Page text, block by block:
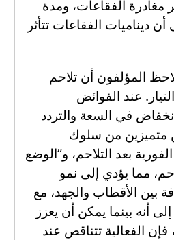
الفقاعات، ومدة
ديناميات الفقاعات تتأثر
المؤلفون أن تلاحم
عند الفوائض
في السعة والتردد
متميزين من سلوك
بعد التلاحم، و”الوضع
مما يؤدي إلى نمو
بين الأقطاب والجهد، مع
أنه بينما يمكن أن يعزز
فإن الفعالية تتناقص عند